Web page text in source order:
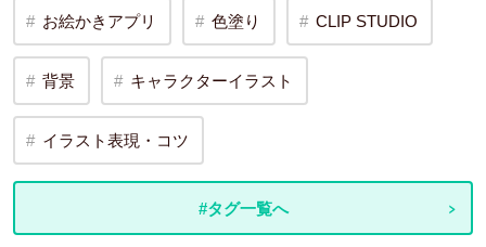
お絵かきアプリ 色塗り CLIP STUDIO
背景 キャラクターイラスト
イラスト表現・コツ
#タグ一覧へ